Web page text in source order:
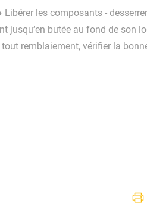
les composants -
jusqu’en butée au fond de son
remblaiement, vérifier la